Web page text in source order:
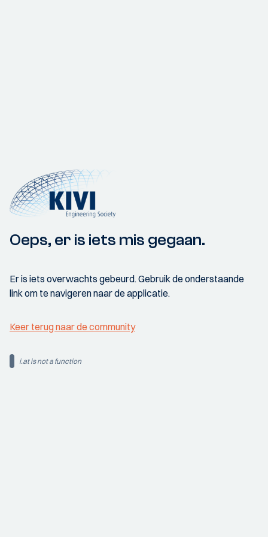
Oeps, er is iets mis gegaan.
Er is iets overwachts gebeurd. Gebruik de onderstaande
link om te navigeren naar de applicatie.
Keer terug naar de community
i.at is not a function